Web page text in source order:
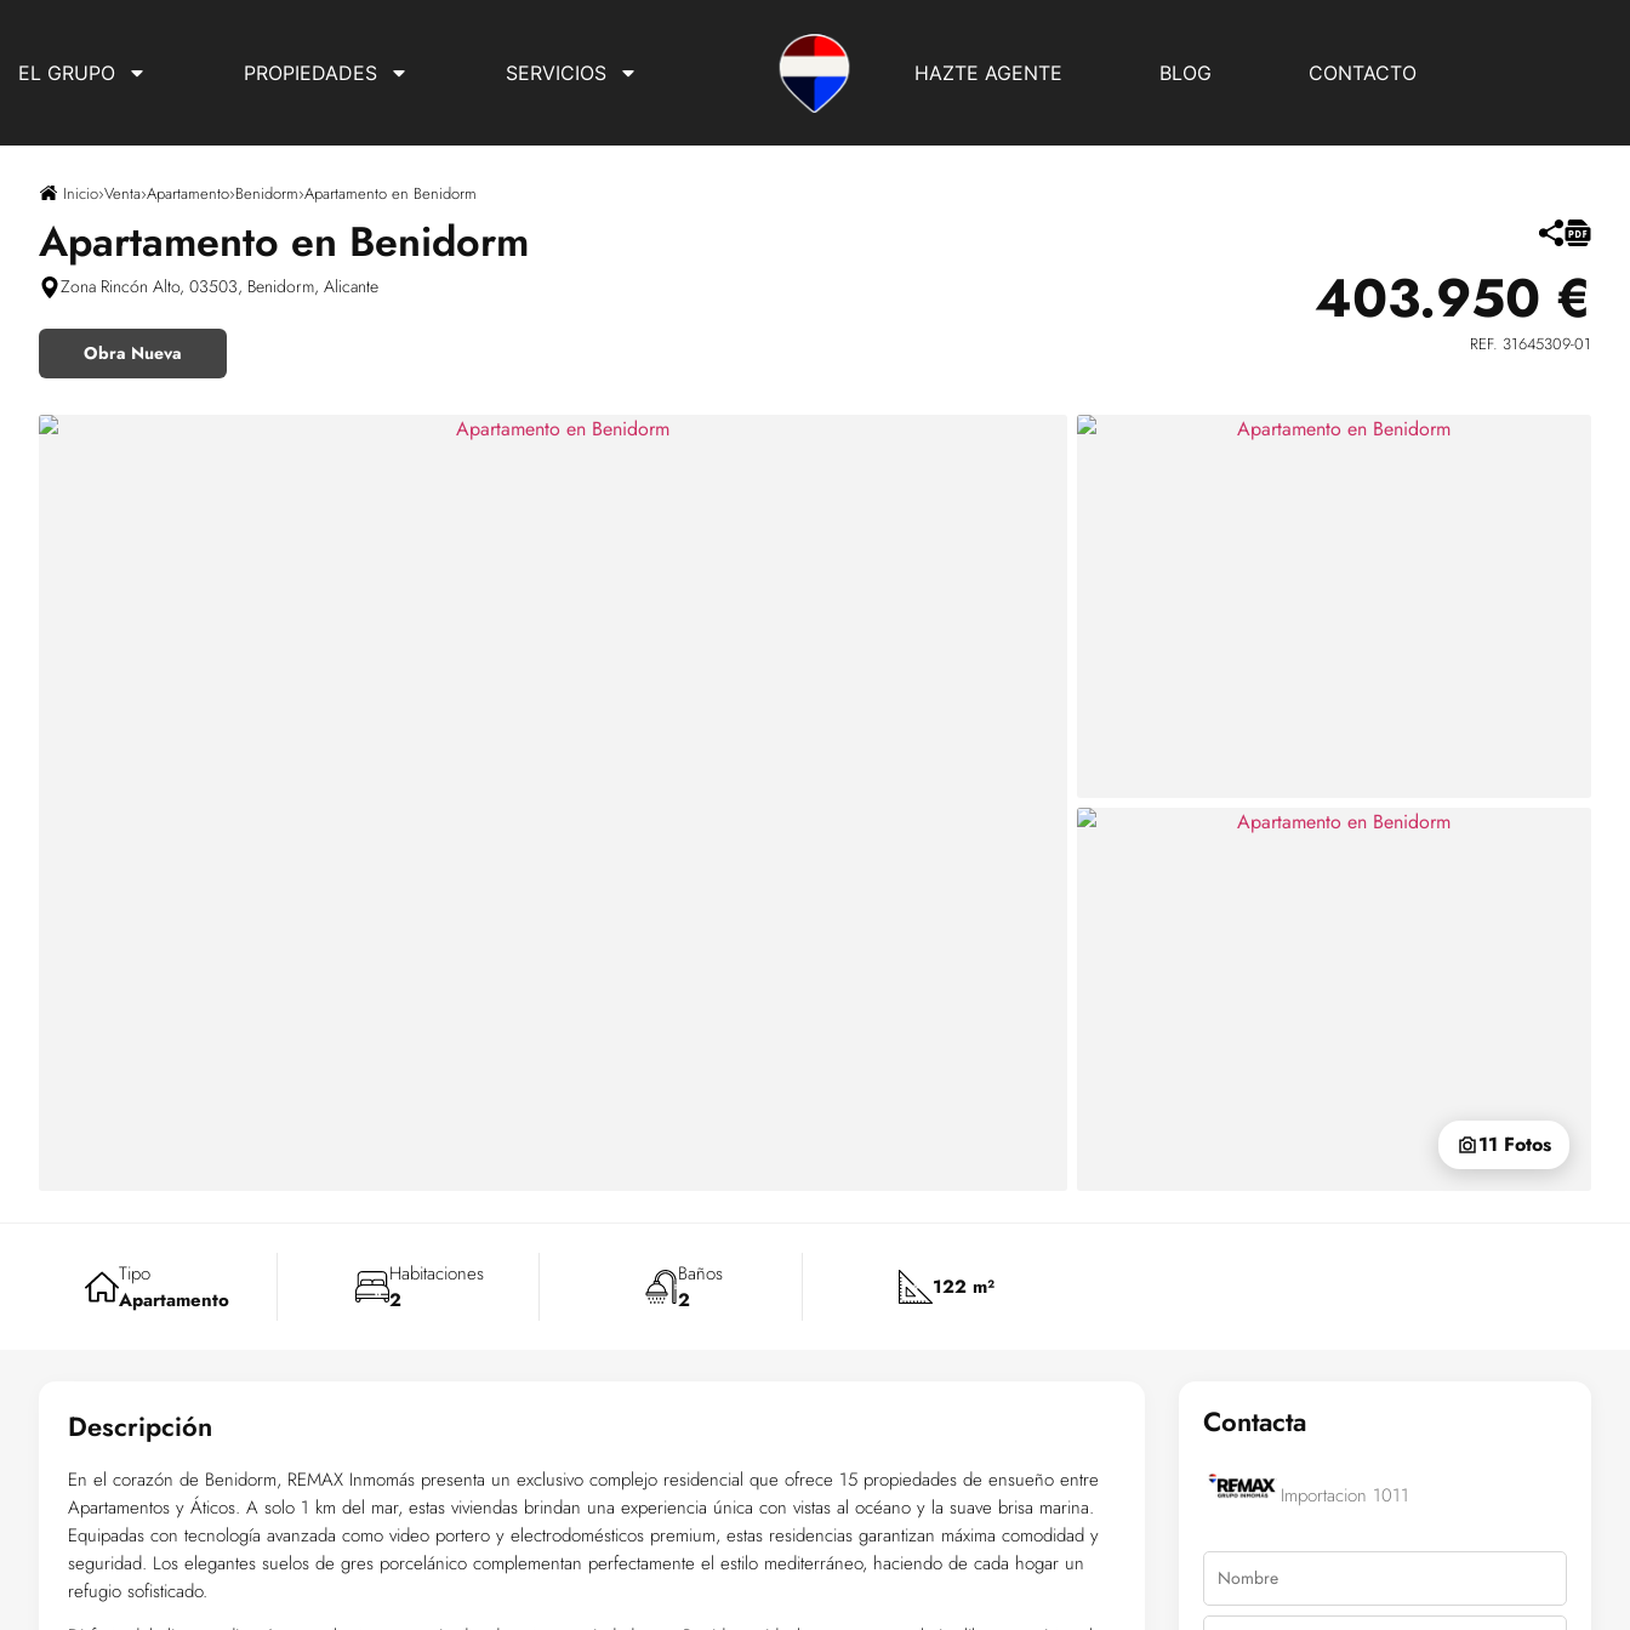
EL GRUPO PROPIEDADES SERVICIOS HAZTE AGENTE BLOG CONTACTO
Inicio›Venta›Apartamento›Benidorm›Apartamento en Benidorm
Apartamento en Benidorm
Zona Rincón Alto, 03503, Benidorm, Alicante
Obra Nueva
403.950 €
REF. 31645309-01
11 Fotos
Tipo
Apartamento
Habitaciones
2
Baños
2
122 m²
Descripción
En el corazón de Benidorm, REMAX Inmomás presenta un exclusivo complejo residencial que ofrece 15 propiedades de ensueño entre
Apartamentos y Áticos. A solo 1 km del mar, estas viviendas brindan una experiencia única con vistas al océano y la suave brisa marina.
Equipadas con tecnología avanzada como video portero y electrodomésticos premium, estas residencias garantizan máxima comodidad y
seguridad. Los elegantes suelos de gres porcelánico complementan perfectamente el estilo mediterráneo, haciendo de cada hogar un
refugio sofisticado.
Contacta
Importacion 1011